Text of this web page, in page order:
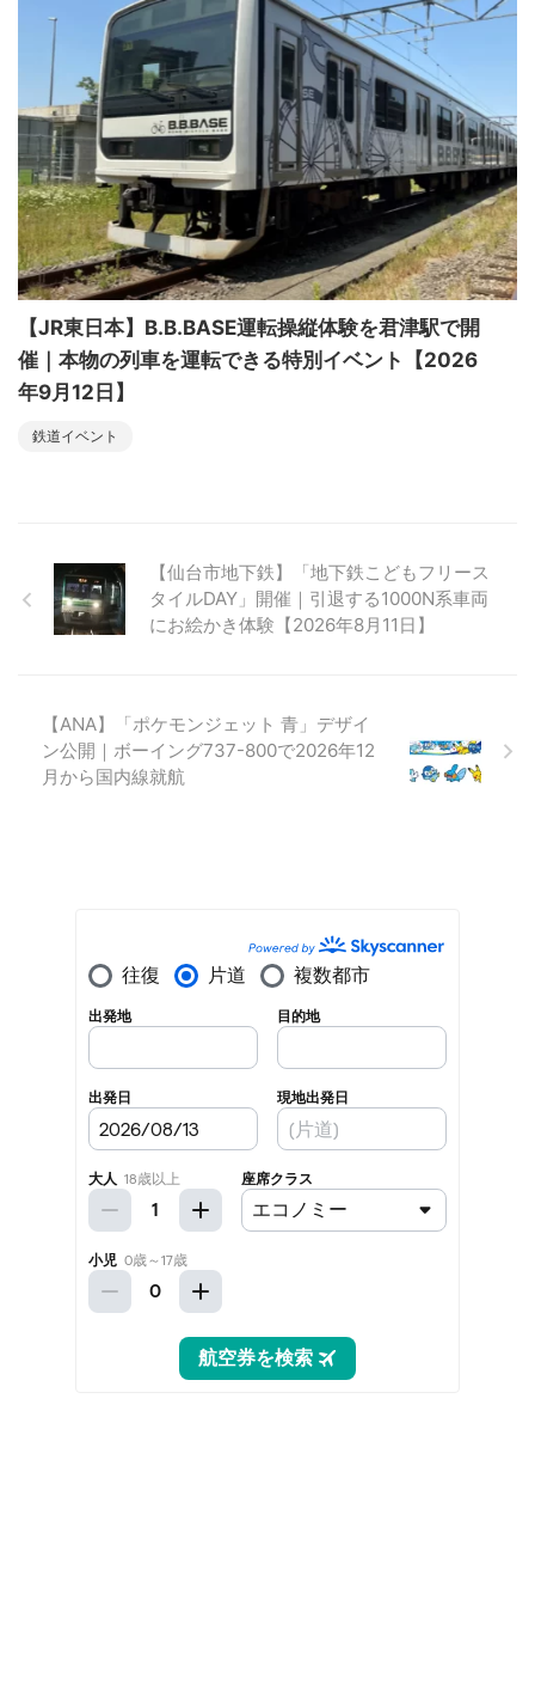
【JR東日本】B.B.BASE運転操縦体験を君津駅で開
催｜本物の列車を運転できる特別イベント【2026
年9月12日】
鉄道イベント
【仙台市地下鉄】「地下鉄こどもフリース
タイルDAY」開催｜引退する1000N系車両
にお絵かき体験【2026年8月11日】
【ANA】「ポケモンジェット 青」デザイ
ン公開｜ボーイング737-800で2026年12
月から国内線就航